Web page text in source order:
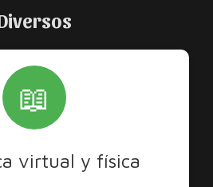
📖
virtual y física